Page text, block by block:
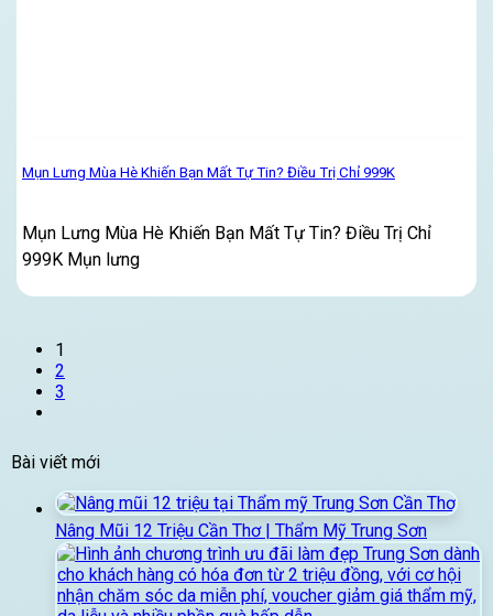
Mụn Lưng Mùa Hè Khiến Bạn Mất Tự Tin? Điều Trị Chỉ 999K
Mụn Lưng Mùa Hè Khiến Bạn Mất Tự Tin? Điều Trị Chỉ
999K Mụn lưng
1
2
3
Bài viết mới
Nâng Mũi 12 Triệu Cần Thơ | Thẩm Mỹ Trung Sơn